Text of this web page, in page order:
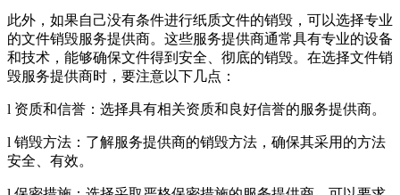
此外，如果自己没有条件进行纸质文件的销毁，可以选择专业
的文件销毁服务提供商。这些服务提供商通常具有专业的设备
和技术，能够确保文件得到安全、彻底的销毁。在选择文件销
毁服务提供商时，要注意以下几点：
l 资质和信誉：选择具有相关资质和良好信誉的服务提供商。
l 销毁方法：了解服务提供商的销毁方法，确保其采用的方法
安全、有效。